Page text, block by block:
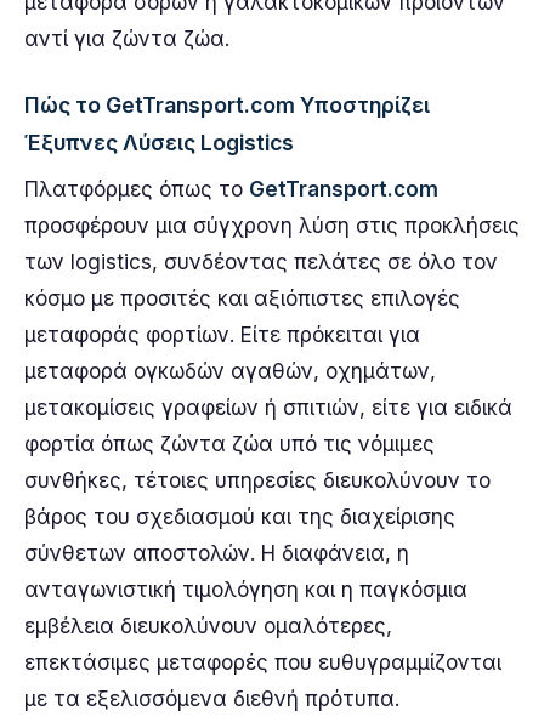
αντί για ζώντα ζώα.
Πώς το GetTransport.com Υποστηρίζει
Έξυπνες Λύσεις Logistics
Πλατφόρμες όπως το GetTransport.com
προσφέρουν μια σύγχρονη λύση στις προκλήσεις
των logistics, συνδέοντας πελάτες σε όλο τον
κόσμο με προσιτές και αξιόπιστες επιλογές
μεταφοράς φορτίων. Είτε πρόκειται για
μεταφορά ογκωδών αγαθών, οχημάτων,
μετακομίσεις γραφείων ή σπιτιών, είτε για ειδικά
φορτία όπως ζώντα ζώα υπό τις νόμιμες
συνθήκες, τέτοιες υπηρεσίες διευκολύνουν το
βάρος του σχεδιασμού και της διαχείρισης
σύνθετων αποστολών. Η διαφάνεια, η
ανταγωνιστική τιμολόγηση και η παγκόσμια
εμβέλεια διευκολύνουν ομαλότερες,
επεκτάσιμες μεταφορές που ευθυγραμμίζονται
με τα εξελισσόμενα διεθνή πρότυπα.